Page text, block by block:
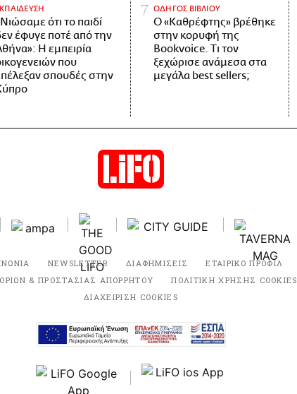
ότι το παιδί
έφυγε ποτέ από την
Η εμπειρία
που
σπουδές στην
ΟΔΗΓΟΣ ΒΙΒΛΙΟΥ
Ο «Καθρέφτης» βρέθηκε
στην κορυφή της
Bookvoice. Τι τον
ξεχώρισε ανάμεσα στα
μεγάλα best sellers;
NEWSLETTER ΔΙΑΦΗΜΙΣΕΙΣ ΕΤΑΙΡΙΚΟ ΠΡΟΦΙΛ
& ΠΡΟΣΤΑΣΙΑΣ ΑΠΟΡΡΗΤΟΥ
ΠΟΛΙΤΙΚΗ ΧΡΗΣΗΣ COOKIES
ΔΙΑΧΕΙΡΙΣΗ COOKIES